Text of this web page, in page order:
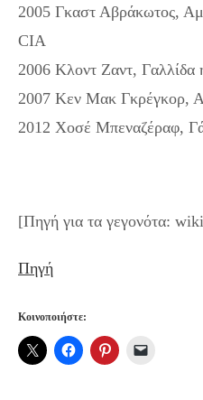
2005 Γκαστ Αβράκωτος,
CIA
2006 Κλοντ Ζαντ, Γαλλίδα
2007 Κεν Μακ Γκρέγκορ,
2012 Χοσέ Μπεναζέραφ,
[Πηγή για τα γεγονότα:
Πηγή
Κοινοποιήστε: